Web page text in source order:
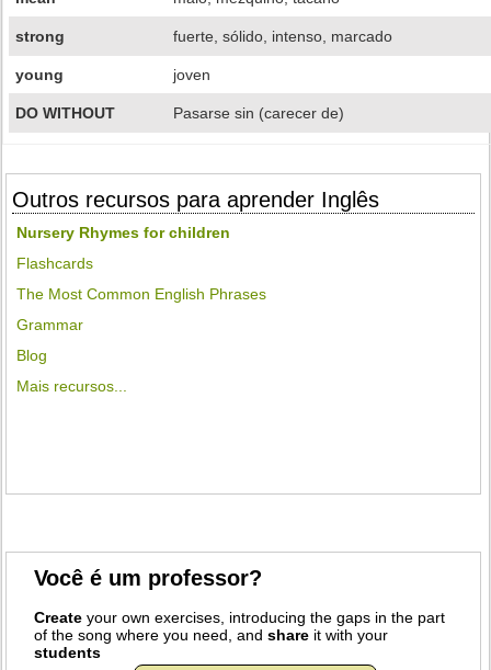
strong fuerte, sólido, intenso, marcado
young joven
DO WITHOUT Pasarse sin (carecer de)
Outros recursos para aprender Inglês
Nursery Rhymes for children
Flashcards
The Most Common English Phrases
Grammar
Blog
Mais recursos...
Você é um professor?
Create your own exercises, introducing the gaps in the part
of the song where you need, andshare it with your
students